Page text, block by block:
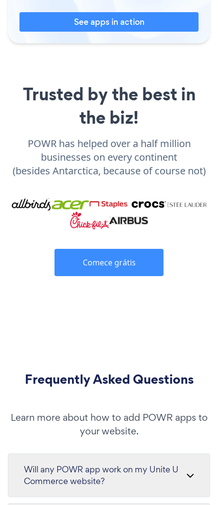
See apps in action
Trusted by the best in
the biz!
POWR has helped over a half million
businesses on every continent
(besides Antarctica, because of course not)
Comece grátis
Frequently Asked Questions
Learn more about how to add POWR apps to
your website.
Will any POWR app work on my Unite U
Commerce website?